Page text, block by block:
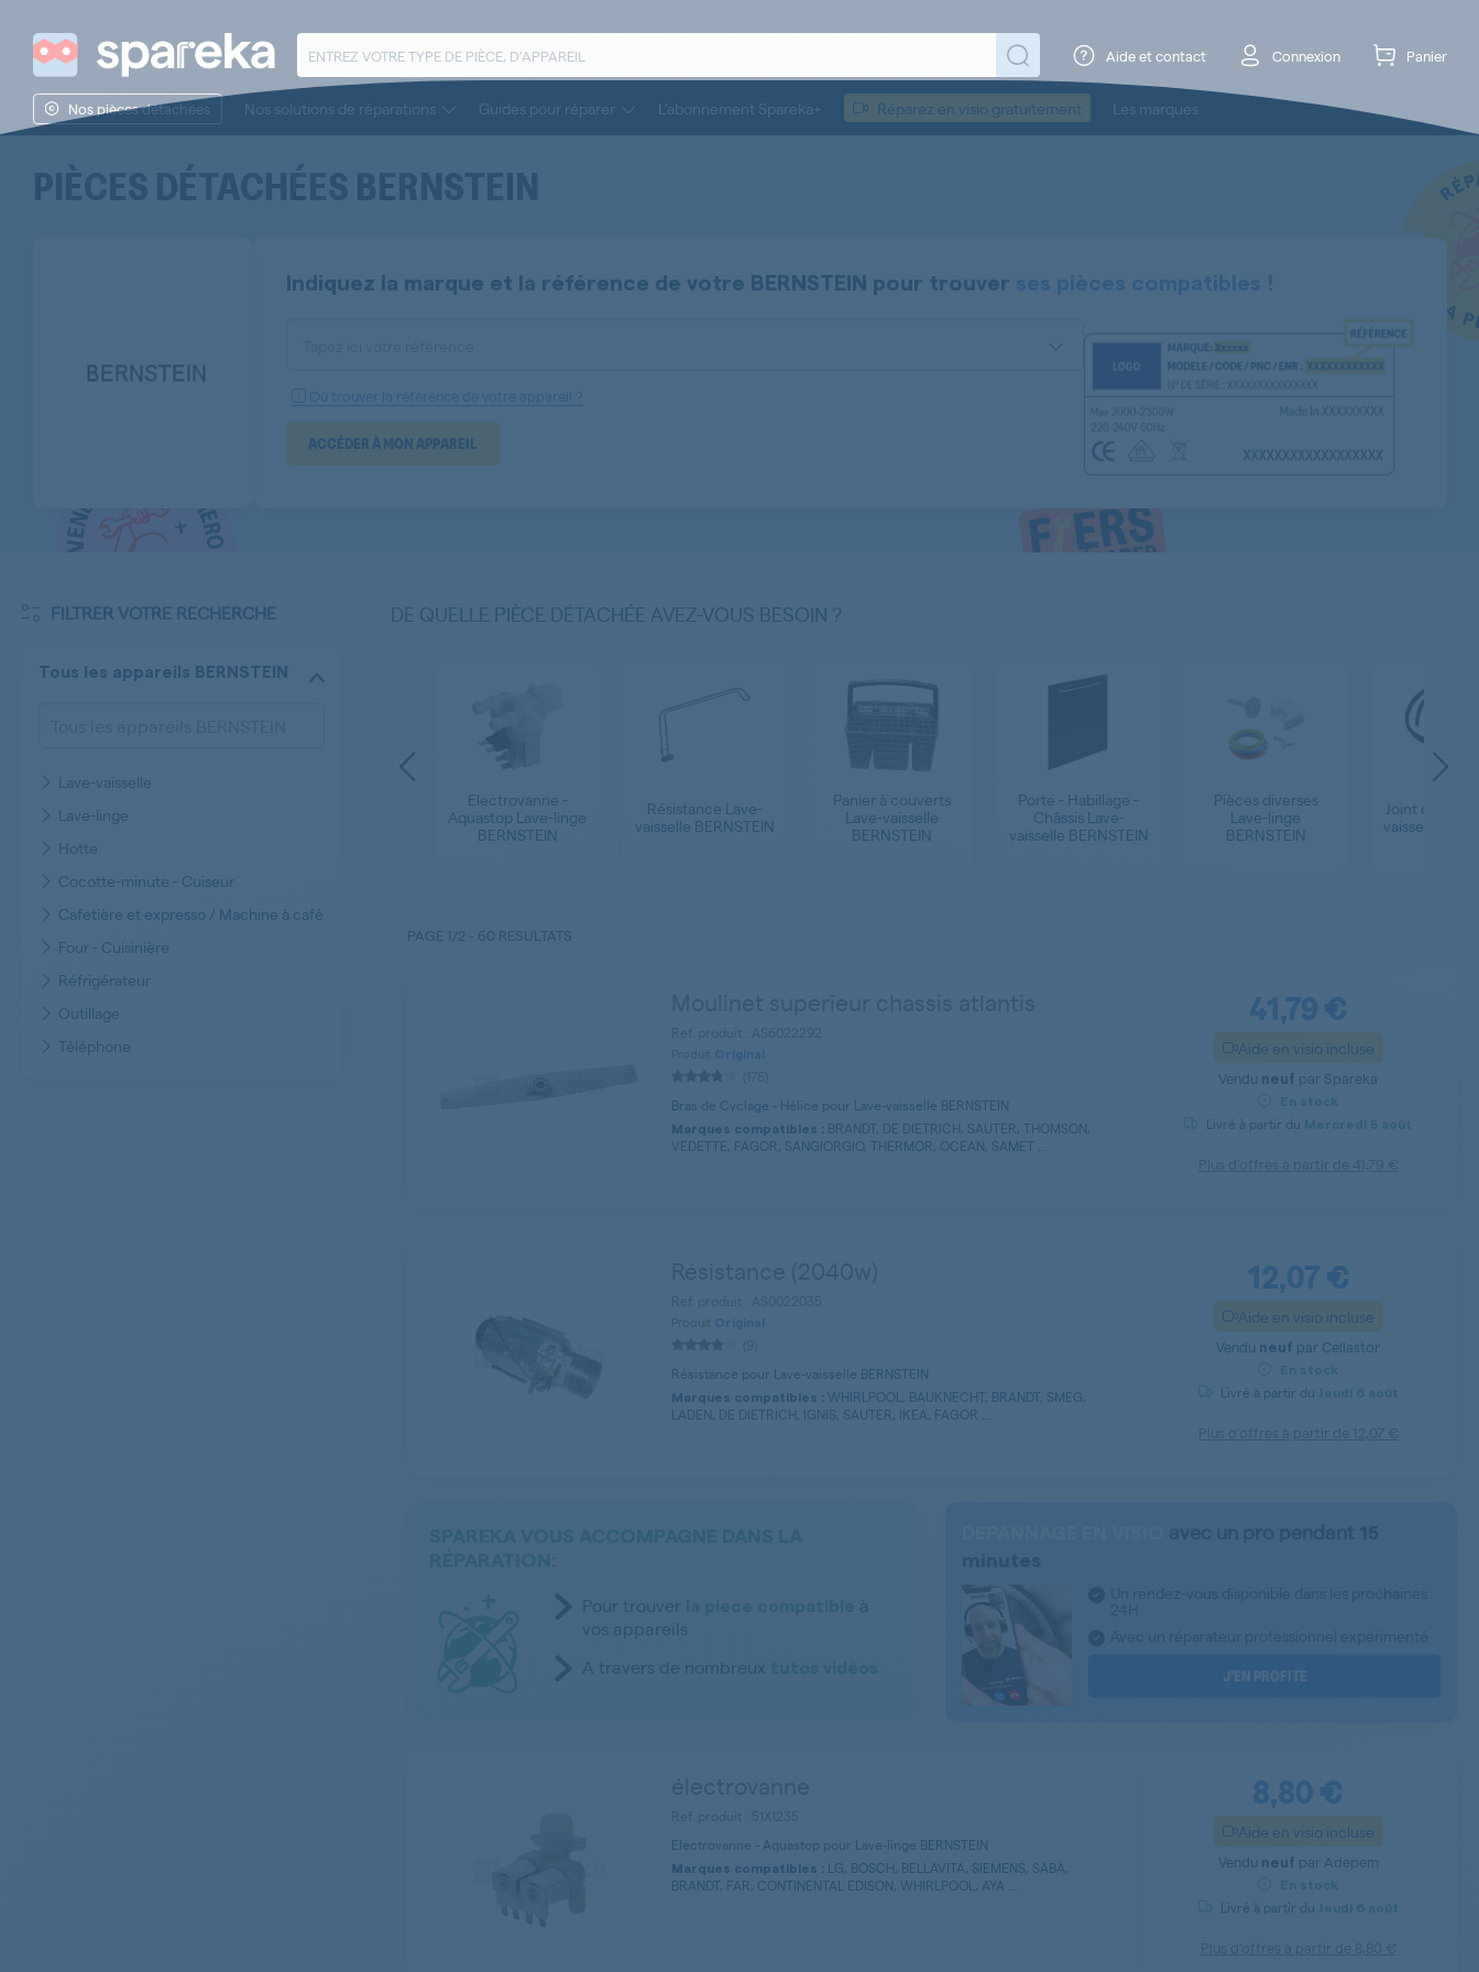
Aide et contact Connexion Panier
Nos pièces détachées Nos solutions de réparations Guides pour réparer L’abonnement Spareka+ Réparez en visio gratuitement Les marques
PIÈCES DÉTACHÉESBERNSTEIN
Indiquez la marque et la référence de votre BERNSTEIN pour trouver ses pièces compatibles !
Où trouver la référence de votre appareil ?
ACCÉDER À MON APPAREIL
DE QUELLE PIÈCE DÉTACHÉE AVEZ-VOUS BESOIN ?
Réfrigérateur
Electrovanne -
Aquastop Lave-linge
BERNSTEIN
Résistance Lave-
vaisselle BERNSTEIN
Panier à couverts
Lave-vaisselle
BERNSTEIN
Porte - Habillage -
Châssis Lave-
vaisselle BERNSTEIN
Pièces diverses
Lave-linge
BERNSTEIN
Joint de
vaisselle
FILTRER VOTRE RECHERCHE
Tous les appareils BERNSTEIN
Lave-vaisselle
Lave-linge
Hotte
Cocotte-minute - Cuiseur
Cafetière et expresso / Machine à café
Four - Cuisinière
Réfrigérateur
Outillage
Téléphone
PAGE 1/2 - 60 RESULTATS
Original
Bras de Cyclage - Hélice pour Lave-vaisselle BERNSTEIN
Marques compatibles : BRANDT, DE DIETRICH, SAUTER, THOMSON,
VEDETTE, FAGOR, SANGIORGIO, THERMOR, OCEAN, SAMET ...
41,79 €
Aide en visio incluse
Vendu neuf par Spareka
En stock
Livré à partir du Mercredi 5 août
Original
Résistance pour Lave-vaisselle BERNSTEIN
Marques compatibles : WHIRLPOOL, BAUKNECHT, BRANDT, SMEG,
LADEN, DE DIETRICH, IGNIS, SAUTER, IKEA, FAGOR ...
12,07 €
Aide en visio incluse
Vendu neuf par Cellastor
En stock
Livré à partir du Jeudi 6 août
Pour trouver
à
vos appareils
A travers de nombreux
J’EN PROFITE
Electrovanne - Aquastop pour Lave-linge BERNSTEIN
Marques compatibles : LG, BOSCH, BELLAVITA, SIEMENS, SABA,
BRANDT, FAR, CONTINENTAL EDISON, WHIRLPOOL, AYA ...
8,80 €
Aide en visio incluse
Vendu neuf par Adepem
En stock
Livré à partir du Jeudi 6 août